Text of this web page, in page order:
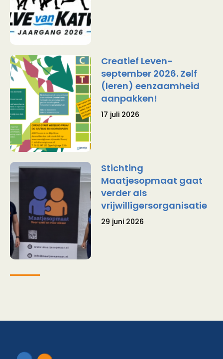
Creatief Leven-
september 2026. Zelf
(leren) eenzaamheid
aanpakken!
17 juli 2026
Stichting
Maatjesopmaat gaat
verder als
vrijwilligersorganisatie
29 juni 2026